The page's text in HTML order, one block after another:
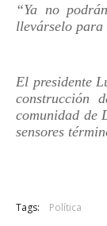
“Ya no
llevárselo
El presidente
construcción
comunidad de
sensores
Tags: Política